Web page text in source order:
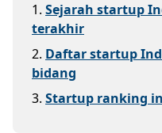
1. Sejarah startup
terakhir
2. Daftar startup
bidang
3. Startup ranking